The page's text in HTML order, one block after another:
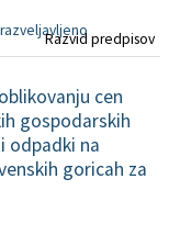
Razvid predpisov
cen
gospodarskih
odpadki na
goricah za